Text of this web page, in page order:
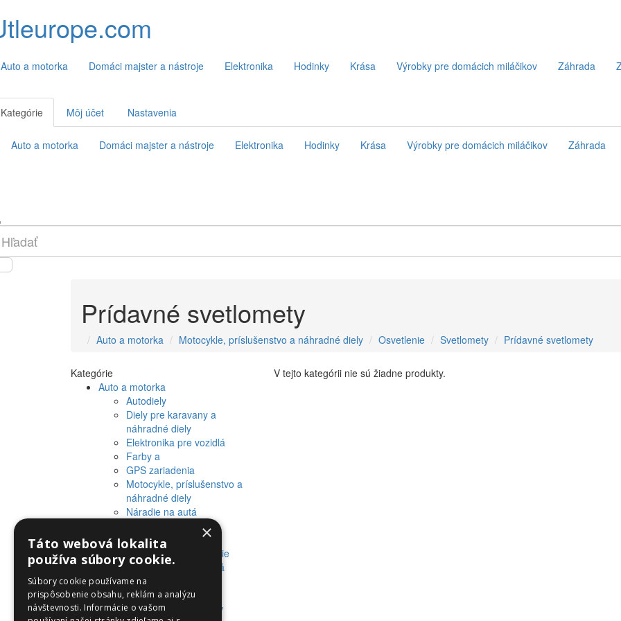
Auto a motorka Domáci majster a nástroje Elektronika Hodinky Krása Výrobky pre domácich miláčikov Záhrada
Kategórie Môj účet Nastavenia
Auto a motorka Domáci majster a nástroje Elektronika Hodinky Krása Výrobky pre domácich miláčikov Záhrada
Prídavné svetlomety
Auto a motorka Motocykle, príslušenstvo a náhradné diely Osvetlenie Svetlomety Prídavné svetlomety
Kategórie
Auto a motorka
Autodiely
Diely pre karavany a
náhradné diely
Elektronika pre vozidlá
Farby a
GPS zariadenia
Motocykle, príslušenstvo a
náhradné diely
Náradie na autá
Olej a iné tekutiny
Pneumatiky a plášte
Preprava a skladovanie
Príslušenstvo pre autá
Starostlivostí o auto a
motorku
Výrobky pre fanúšikov
V tejto kategórii nie sú žiadne produkty.
×
Táto webová lokalita
používa súbory cookie.
Súbory cookie používame na
prispôsobenie obsahu, reklám a analýzu
návštevnosti. Informácie o vašom